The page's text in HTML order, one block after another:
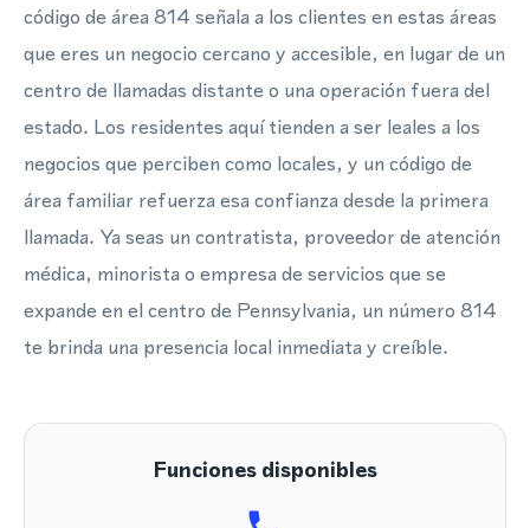
código de área 814 señala a los clientes en estas áreas
que eres un negocio cercano y accesible, en lugar de un
centro de llamadas distante o una operación fuera del
estado. Los residentes aquí tienden a ser leales a los
negocios que perciben como locales, y un código de
área familiar refuerza esa confianza desde la primera
llamada. Ya seas un contratista, proveedor de atención
médica, minorista o empresa de servicios que se
expande en el centro de Pennsylvania, un número 814
te brinda una presencia local inmediata y creíble.
Funciones disponibles